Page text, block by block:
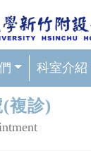
連結
科室介紹
複診)